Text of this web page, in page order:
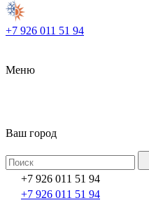
+7 926 011 51 94
Меню
Ваш город
+7 926 011 51 94
+7 926 011 51 94